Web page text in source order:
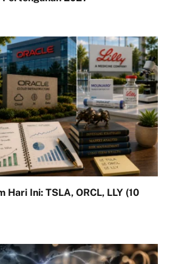
Hari Ini: TSLA, ORCL, LLY (10